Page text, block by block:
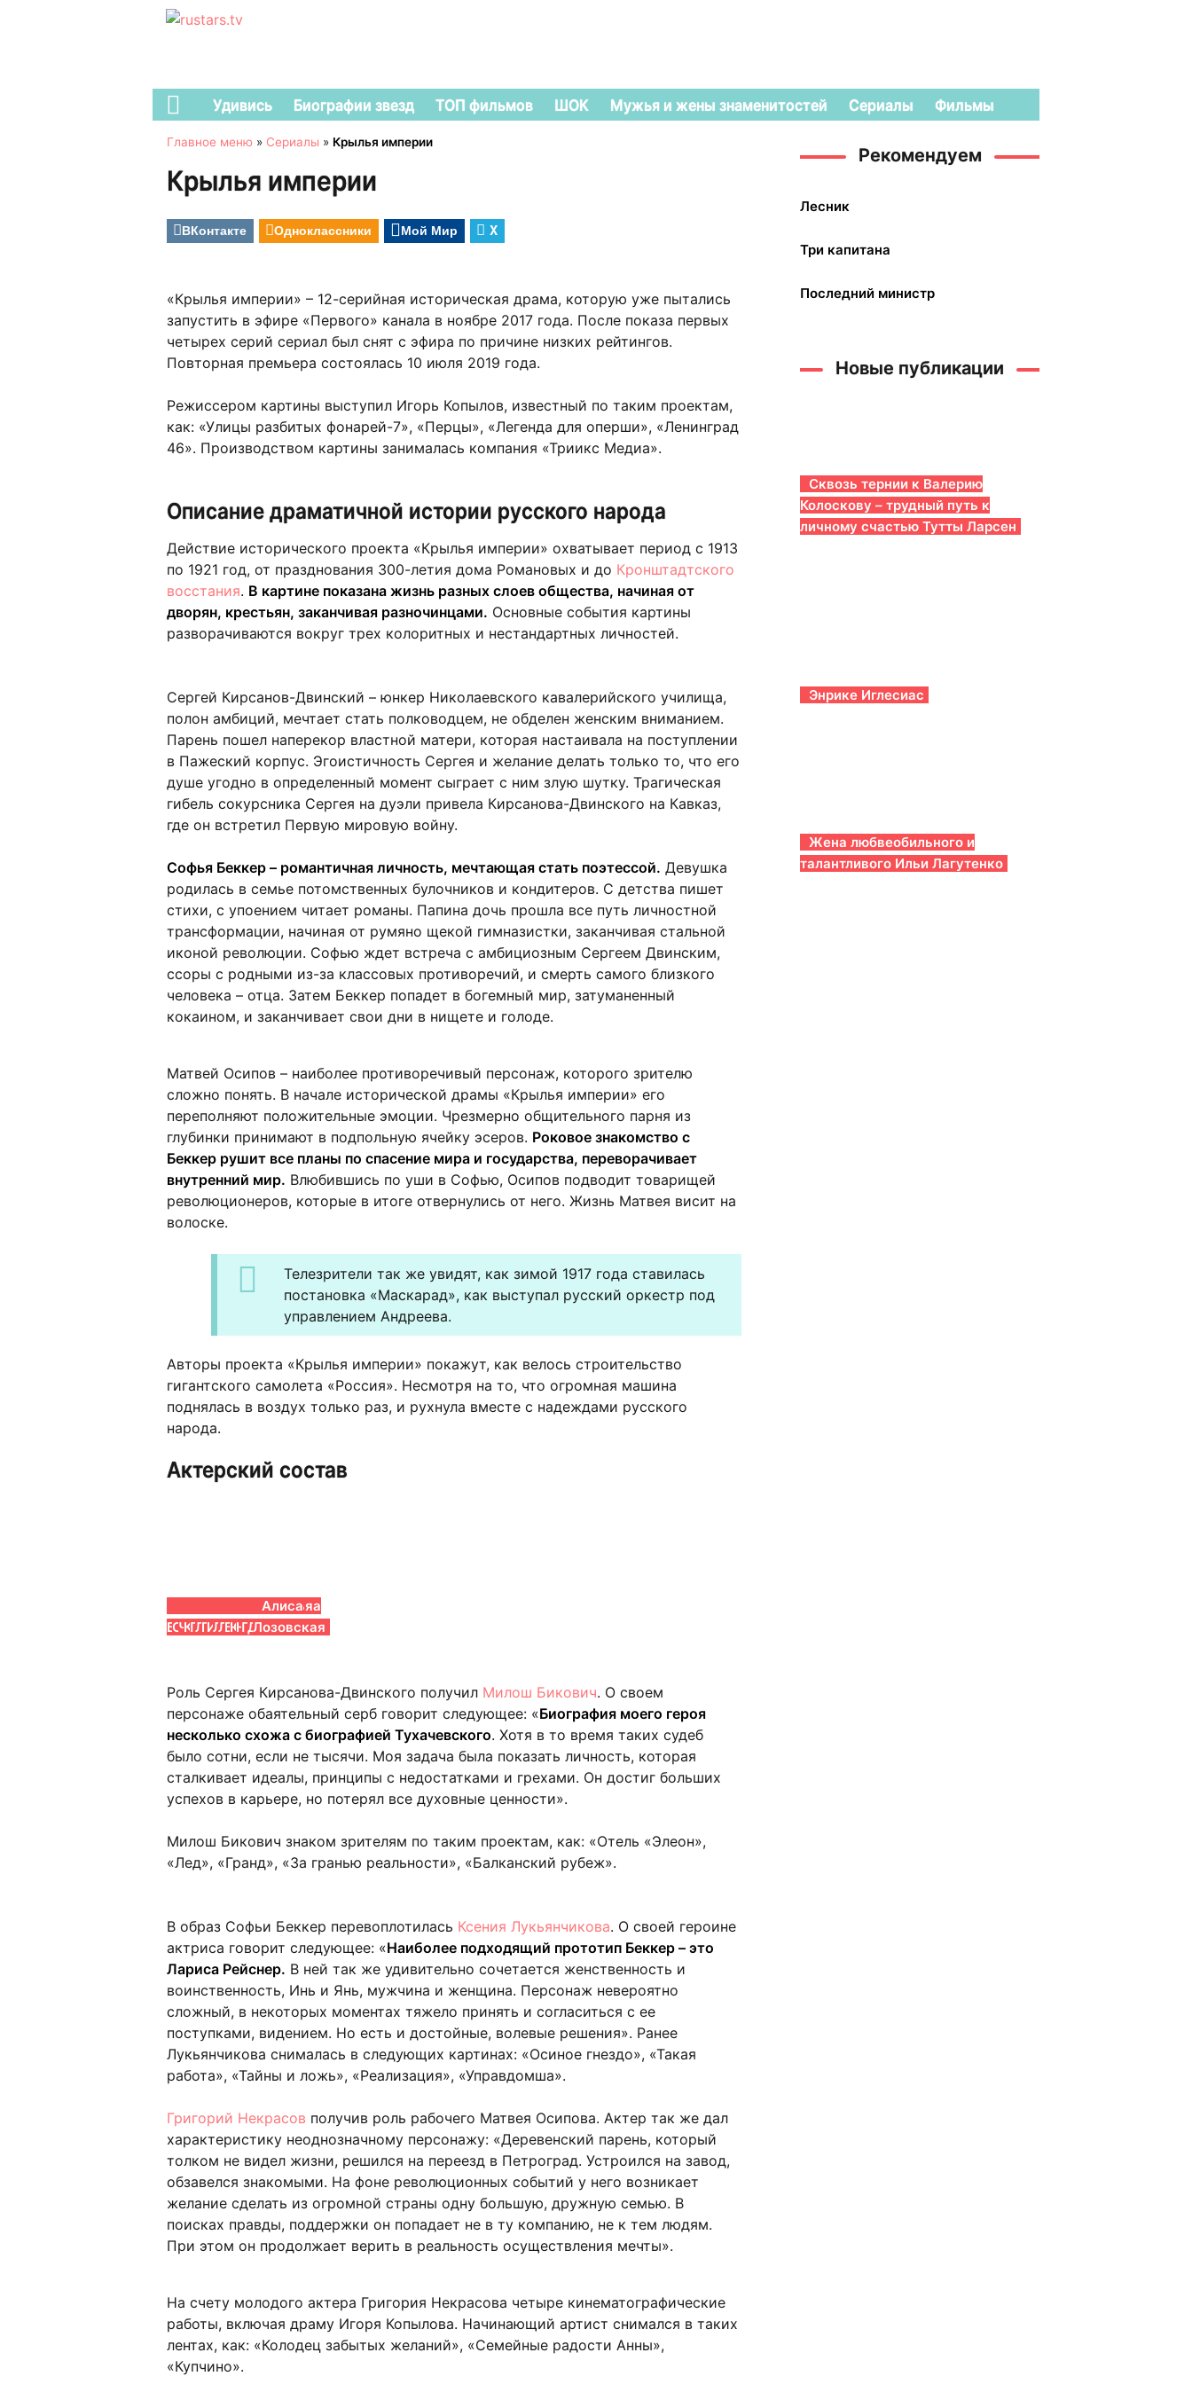
Удивись Биографии звезд ТОП фильмов ШОК Мужья и жены знаменитостей Сериалы Фильмы
Главное меню » Сериалы » Крылья империи
Крылья империи
ВКонтакте Одноклассники Мой Мир X
«Крылья империи» – 12-серийная историческая драма, которую уже пытались
запустить в эфире «Первого» канала в ноябре 2017 года. После показа первых
четырех серий сериал был снят с эфира по причине низких рейтингов.
Повторная премьера состоялась 10 июля 2019 года.
Режиссером картины выступил Игорь Копылов, известный по таким проектам,
как: «Улицы разбитых фонарей-7», «Перцы», «Легенда для оперши», «Ленинград
46». Производством картины занималась компания «Триикс Медиа».
Описание драматичной истории русского народа
Действие исторического проекта «Крылья империи» охватывает период с 1913
по 1921 год, от празднования 300-летия дома Романовых и до Кронштадтского
восстания. В картине показана жизнь разных слоев общества, начиная от
дворян, крестьян, заканчивая разночинцами. Основные события картины
разворачиваются вокруг трех колоритных и нестандартных личностей.
Сергей Кирсанов-Двинский – юнкер Николаевского кавалерийского училища,
полон амбиций, мечтает стать полководцем, не обделен женским вниманием.
Парень пошел наперекор властной матери, которая настаивала на поступлении
в Пажеский корпус. Эгоистичность Сергея и желание делать только то, что его
душе угодно в определенный момент сыграет с ним злую шутку. Трагическая
гибель сокурсника Сергея на дуэли привела Кирсанова-Двинского на Кавказ,
где он встретил Первую мировую войну.
Софья Беккер – романтичная личность, мечтающая стать поэтессой. Девушка
родилась в семье потомственных булочников и кондитеров. С детства пишет
стихи, с упоением читает романы. Папина дочь прошла все путь личностной
трансформации, начиная от румяно щекой гимназистки, заканчивая стальной
иконой революции. Софью ждет встреча с амбициозным Сергеем Двинским,
ссоры с родными из-за классовых противоречий, и смерть самого близкого
человека – отца. Затем Беккер попадет в богемный мир, затуманенный
кокаином, и заканчивает свои дни в нищете и голоде.
Матвей Осипов – наиболее противоречивый персонаж, которого зрителю
сложно понять. В начале исторической драмы «Крылья империи» его
переполняют положительные эмоции. Чрезмерно общительного парня из
глубинки принимают в подпольную ячейку эсеров. Роковое знакомство с
Беккер рушит все планы по спасение мира и государства, переворачивает
внутренний мир. Влюбившись по уши в Софью, Осипов подводит товарищей
революционеров, которые в итоге отвернулись от него. Жизнь Матвея висит на
волоске.
Телезрители так же увидят, как зимой 1917 года ставилась
постановка «Маскарад», как выступал русский оркестр под
управлением Андреева.
Авторы проекта «Крылья империи» покажут, как велось строительство
гигантского самолета «Россия». Несмотря на то, что огромная машина
поднялась в воздух только раз, и рухнула вместе с надеждами русского
народа.
Актерский состав
Бикович
Спивак
Чепурченко
Колокольников
Полянский
Александр
Лыков
Гаас
Ицков
Ксения
Лукьянчикова
Любомирас
Лауцявичюс
Александр
Бухаров
Владимир
Юматов
Григорий
Некрасов
Екатерина
Проскурина
Наталья
Данилова
Алиса
Лозовская
Роль Сергея Кирсанова-Двинского получил Милош Бикович. О своем
персонаже обаятельный серб говорит следующее: «Биография моего героя
несколько схожа с биографией Тухачевского. Хотя в то время таких судеб
было сотни, если не тысячи. Моя задача была показать личность, которая
сталкивает идеалы, принципы с недостатками и грехами. Он достиг больших
успехов в карьере, но потерял все духовные ценности».
Милош Бикович знаком зрителям по таким проектам, как: «Отель «Элеон»,
«Лед», «Гранд», «За гранью реальности», «Балканский рубеж».
В образ Софьи Беккер перевоплотилась Ксения Лукьянчикова. О своей героине
актриса говорит следующее: «Наиболее подходящий прототип Беккер – это
Лариса Рейснер. В ней так же удивительно сочетается женственность и
воинственность, Инь и Янь, мужчина и женщина. Персонаж невероятно
сложный, в некоторых моментах тяжело принять и согласиться с ее
поступками, видением. Но есть и достойные, волевые решения». Ранее
Лукьянчикова снималась в следующих картинах: «Осиное гнездо», «Такая
работа», «Тайны и ложь», «Реализация», «Управдомша».
Григорий Некрасов получив роль рабочего Матвея Осипова. Актер так же дал
характеристику неоднозначному персонажу: «Деревенский парень, который
толком не видел жизни, решился на переезд в Петроград. Устроился на завод,
обзавелся знакомыми. На фоне революционных событий у него возникает
желание сделать из огромной страны одну большую, дружную семью. В
поисках правды, поддержки он попадает не в ту компанию, не к тем людям.
При этом он продолжает верить в реальность осуществления мечты».
На счету молодого актера Григория Некрасова четыре кинематографические
работы, включая драму Игоря Копылова. Начинающий артист снимался в таких
лентах, как: «Колодец забытых желаний», «Семейные радости Анны»,
«Купчино».
Рекомендуем
Лесник
Три капитана
Последний министр
Новые публикации
Сквозь тернии к Валерию
Колоскову – трудный путь к
личному счастью Тутты Ларсен
Энрике Иглесиас
Жена любвеобильного и
талантливого Ильи Лагутенко